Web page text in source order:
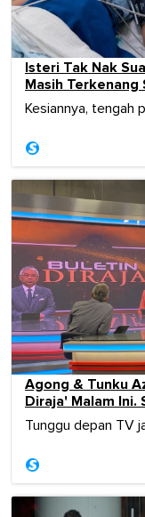
Isteri Tak Nak
Masih
Kesiannya, tengah
Agong & Tunku
Diraja' Malam Ini.
Tunggu depan TV